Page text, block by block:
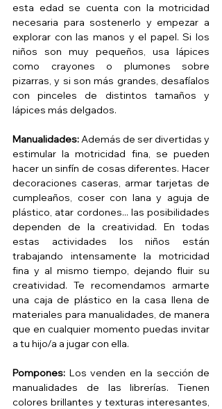
esta edad se cuenta con la motricidad
necesaria para sostenerlo y empezar a
explorar con las manos y el papel. Si los
niños son muy pequeños, usa lápices
como crayones o plumones sobre
pizarras, y si son más grandes, desafíalos
con pinceles de distintos tamaños y
lápices más delgados.
Manualidades: Además de ser divertidas y
estimular la motricidad fina, se pueden
hacer un sinfín de cosas diferentes. Hacer
decoraciones caseras, armar tarjetas de
cumpleaños, coser con lana y aguja de
plástico, atar cordones... las posibilidades
dependen de la creatividad. En todas
estas actividades los niños están
trabajando intensamente la motricidad
fina y al mismo tiempo, dejando fluir su
creatividad. Te recomendamos armarte
una caja de plástico en la casa llena de
materiales para manualidades, de manera
que en cualquier momento puedas invitar
a tu hijo/a a jugar con ella.
Pompones: Los venden en la sección de
manualidades de las librerías. Tienen
colores brillantes y texturas interesantes,